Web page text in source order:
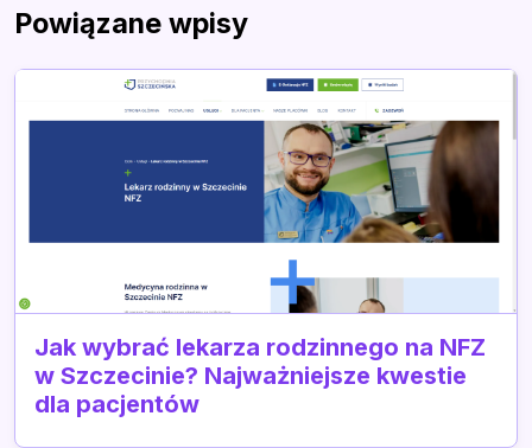
Powiązane wpisy
Jak wybrać lekarza rodzinnego na NFZ
w Szczecinie? Najważniejsze kwestie
dla pacjentów